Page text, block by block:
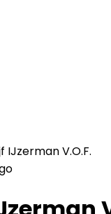
V.O.F.